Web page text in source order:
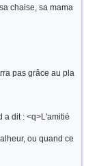
chaise, sa mama
pas grâce au pla
a dit : <q>L'amitié
ou quand ce